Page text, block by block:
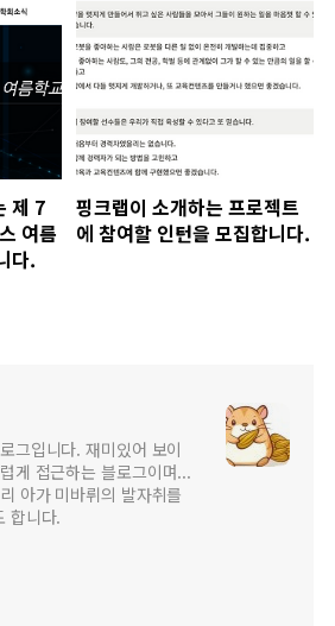
제 7
여름
다.
핑크랩이 소개하는 프로젝트
에 참여할 인턴을 모집합니다.
그입니다. 재미있어 보이
게 접근하는 블로그이며...
아가 미바뤼의 발자취를
합니다.